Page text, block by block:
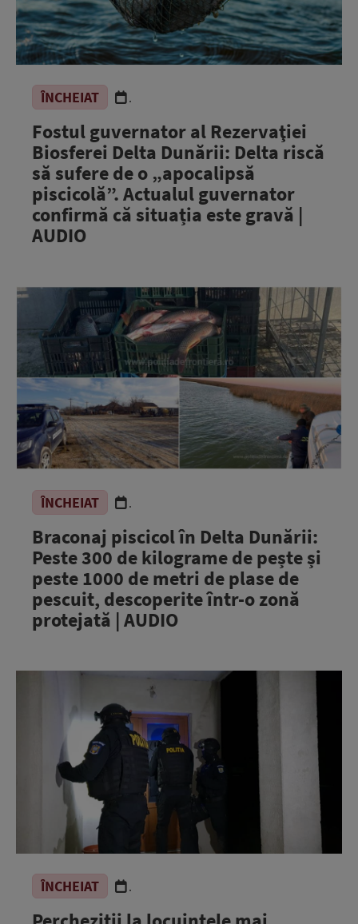
ÎNCHEIAT .
Fostul guvernator al Rezervaţiei
Biosferei Delta Dunării: Delta riscă
să sufere de o „apocalipsă
piscicolă”. Actualul guvernator
confirmă că situația este gravă |
AUDIO
ÎNCHEIAT .
Braconaj piscicol în Delta Dunării:
Peste 300 de kilograme de pește și
peste 1000 de metri de plase de
pescuit, descoperite într-o zonă
protejată | AUDIO
ÎNCHEIAT .